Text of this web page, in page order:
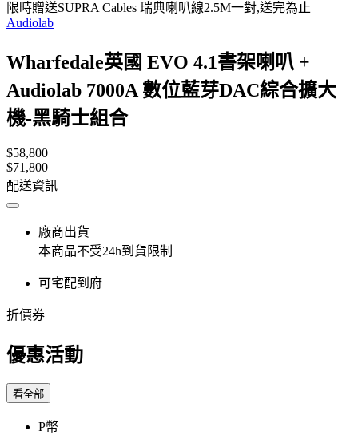
限時贈送SUPRA Cables 瑞典喇叭線2.5M一對,送完為止
Audiolab
Wharfedale英國 EVO 4.1書架喇叭 +
Audiolab 7000A 數位藍芽DAC綜合擴大
機-黑騎士組合
$58,800
$71,800
配送資訊
廠商出貨
本商品不受24h到貨限制
可宅配到府
折價券
優惠活動
看全部
P幣